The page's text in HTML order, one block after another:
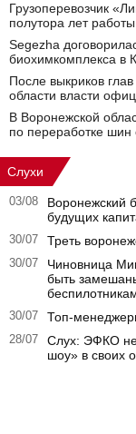
Грузоперевозчик
полутора лет
Segezha
биохимкомплекса в
После выкриков
области власти
В Воронежской
по переработке шин
Слухи
03/08
Воронежский
будущих
30/07 Треть
30/07
Чиновница
быть
30/07 Топ-
28/07
Слух: ЭФКО
шоу» в своих